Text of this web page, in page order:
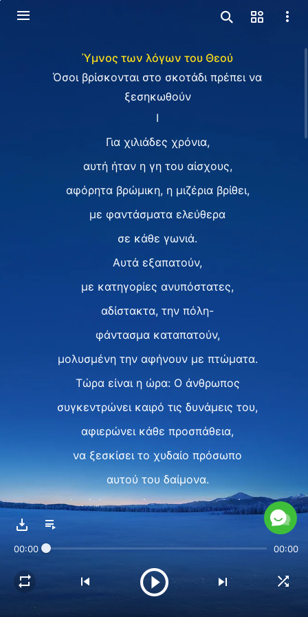
Ύμνος των λόγων του Θεού
Όσοι βρίσκονται στο σκοτάδι πρέπει να
ξεσηκωθούν
I
Για χιλιάδες χρόνια,
αυτή ήταν η γη του αίσχους,
αφόρητα βρώμικη, η μιζέρια βρίθει,
με φαντάσματα ελεύθερα
σε κάθε γωνιά.
Αυτά εξαπατούν,
με κατηγορίες ανυπόστατες,
αδίστακτα, την πόλη-
φάντασμα καταπατούν,
μολυσμένη την αφήνουν με πτώματα.
Τώρα είναι η ώρα: Ο άνθρωπος
συγκεντρώνει καιρό τις δυνάμεις του,
αφιερώνει κάθε προσπάθεια,
να ξεσκίσει το χυδαίο πρόσωπο
αυτού του δαίμονα.
Αυτό θα επιτρέψει στους τυφλούς
κάθε δυστυχία, δυσκολία,
απ’ τον πόνο να ξεσηκωθούν,
να γυρίσουν πλάτη στον διάβολο.
00:00 00:00